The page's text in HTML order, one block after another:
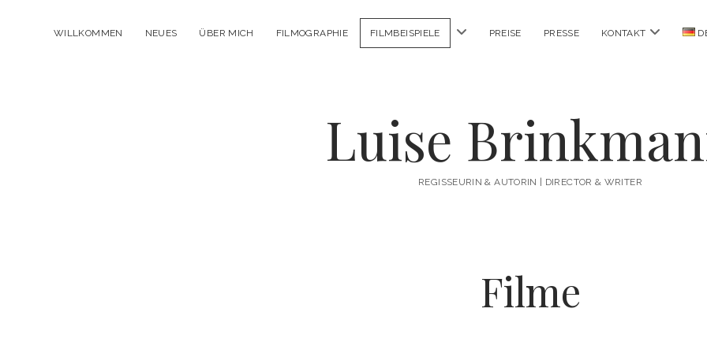
WILLKOMMEN NEUES ÜBER MICH FILMOGRAPHIE FILMBEISPIELE
Menü
PREISE PRESSE KONTAKT Menü
Luise
REGISSEURIN & AUTORIN | DIRECTOR & WRITER
Filme